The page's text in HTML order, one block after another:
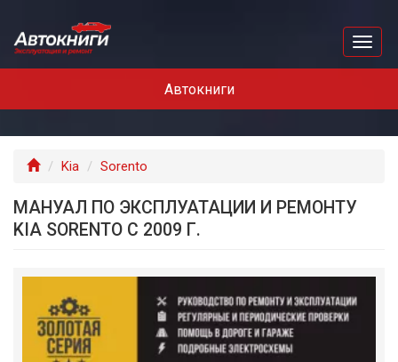
Автокниги
Главная
Kia Sorento
МАНУАЛ ПО ЭКСПЛУАТАЦИИ И РЕМОНТУ
KIA SORENTO С 2009 Г.